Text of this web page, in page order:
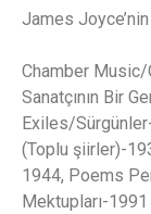
James
Chamber
Sanatçının Bir
Exiles/
(Toplu şiirler)-
1944, Poems
Mektupları-1991